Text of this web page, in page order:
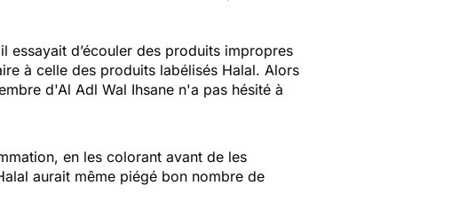
d’écouler des produits impropres
à celle des produits labélisés Halal. Alors
d'Al Adl Wal Ihsane n'a pas hésité à
en les colorant avant de les
aurait même piégé bon nombre de